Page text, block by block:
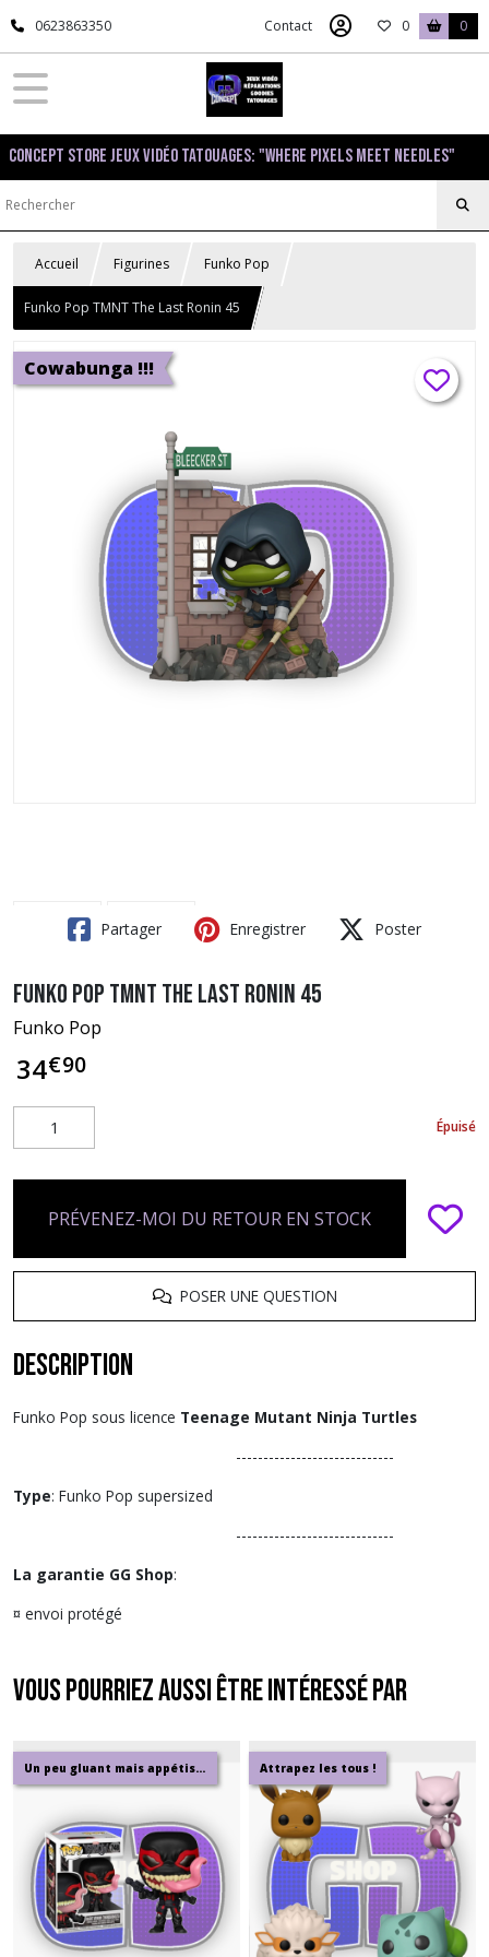
0623863350 Contact 0 0
Concept Store Jeux Vidéo Tatouages: "Where pixels meet needles"
Accueil Figurines Funko Pop
Funko Pop TMNT The Last Ronin 45
Cowabunga !!!
Partager Enregistrer Poster
Funko Pop TMNT The Last Ronin 45
Funko Pop
34€90
Épuisé
PRÉVENEZ-MOI DU RETOUR EN STOCK
POSER UNE QUESTION
Description
Funko Pop sous licence Teenage Mutant Ninja Turtles
-----------------------------
Type: Funko Pop supersized
-----------------------------
La garantie GG Shop:
¤ envoi protégé
Vous pourriez aussi être intéressé par
Un peu gluant mais appétissant Attrapez les tous !